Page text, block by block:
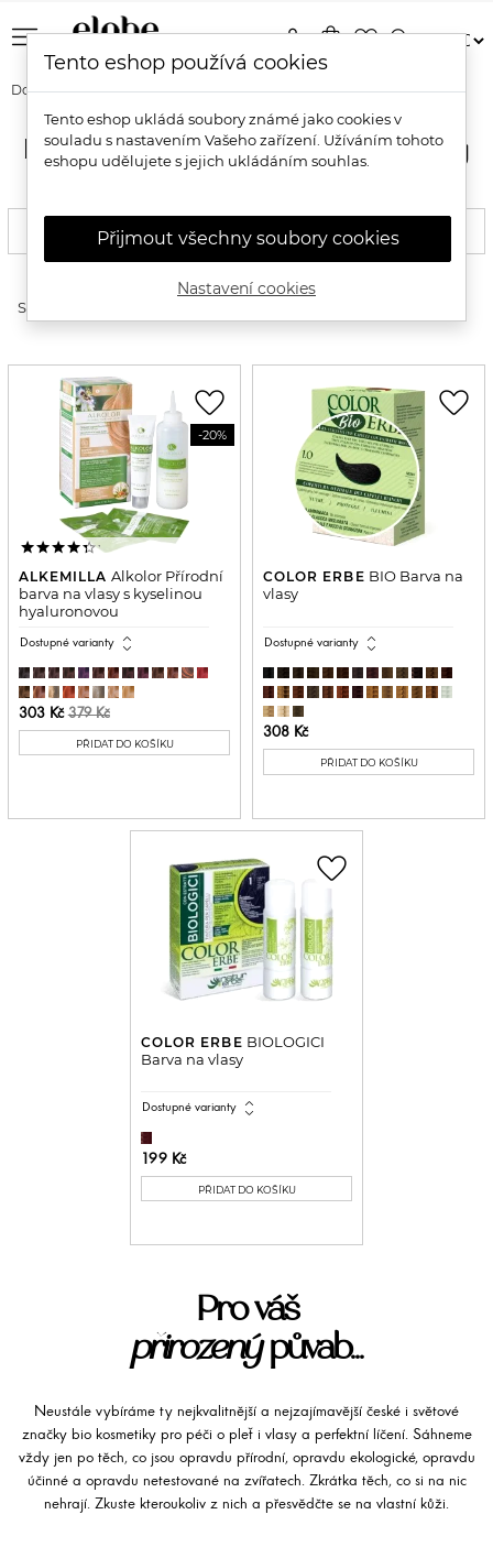
menu shopping_bagfavorite_bordersearch
person
Domů Vlasy Šetrné barvy na vlasy Krémové barvy na vlasy
Přírodní krémové barvy na vlasy
FILTROVAT
Seřadit produkty
ALKEMILLA Alkolor Přírodní
barva na vlasy s kyselinou
hyaluronovou
Dostupné varianty expand_all
303 Kč379 Kč
PŘIDAT DO KOŠÍKU
-20%
favorite_border
COLOR ERBE BIO Barva na
vlasy
Dostupné varianty expand_all
308 Kč
PŘIDAT DO KOŠÍKU
favorite_border
COLOR ERBE BIOLOGICI
Barva na vlasy
Dostupné varianty expand_all
199 Kč
PŘIDAT DO KOŠÍKU
favorite_border
Pro váš
přirozenýpůvab...
Neustále vybíráme ty nejkvalitnější a nejzajímavější české i světové
značky bio kosmetiky pro péči o pleť i vlasy a perfektní líčení. Sáhneme
vždy jen po těch, co jsou opravdu přírodní, opravdu ekologické, opravdu
účinné a opravdu netestované na zvířatech. Zkrátka těch, co si na nic
nehrají. Zkuste kteroukoliv z nich a přesvědčte se na vlastní kůži.
Tento eshop používá cookies
Tento eshop ukládá soubory známé jako cookies v
souladu s nastavením Vašeho zařízení. Užíváním tohoto
eshopu udělujete s jejich ukládáním souhlas.
Přijmout všechny soubory cookies
Nastavení cookies